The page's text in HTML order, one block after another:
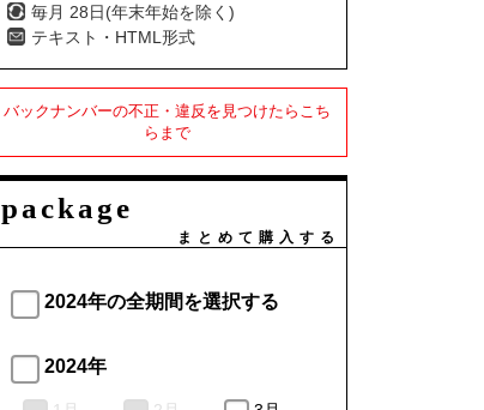
毎月 28日(年末年始を除く)
テキスト・HTML形式
バックナンバーの不正・違反を見つけたらこち
らまで
package
まとめて購入する
2024年の全期間を選択する
2024年